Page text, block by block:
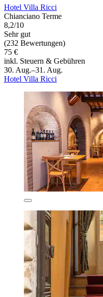
Hotel Villa Ricci
Chianciano Terme
8,2/10
Sehr gut
(232 Bewertungen)
75 €
inkl. Steuern & Gebühren
30. Aug.–31. Aug.
Hotel Villa Ricci